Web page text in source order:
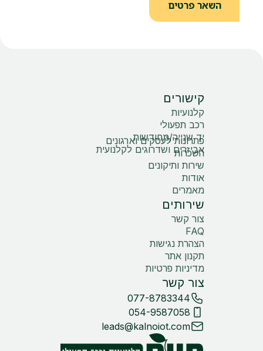
השאר פרטים
קישורים
קלנועיות
רכב תפעולי
יד שנייה/מחודשות
אביזרים ושדרוגים לקלנועית
פתרונות לעסקים וארגונים
השכרות
שירות ותיקונים
אודות
מאמרים
שירותים
צור קשר
FAQ
הצהרת נגישות
תקנון אתר
מדיניות פרטיות
צור קשר
077-8783344
054-9587058
leads@kalnoiot.com